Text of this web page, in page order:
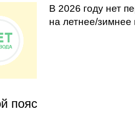
В 2026 году нет
на летнее/зимнее
пояс